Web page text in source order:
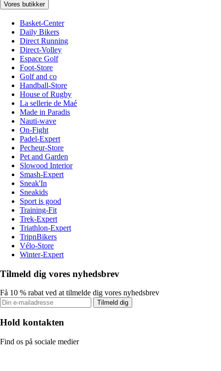
Vores butikker
Basket-Center
Daily Bikers
Direct Running
Direct-Volley
Espace Golf
Foot-Store
Golf and co
Handball-Store
House of Rugby
La sellerie de Maé
Made in Paradis
Nauti-wave
On-Fight
Padel-Expert
Pecheur-Store
Pet and Garden
Slowood Interior
Smash-Expert
Sneak'In
Sneakids
Sport is good
Training-Fit
Trek-Expert
Triathlon-Expert
TripnBikers
Vélo-Store
Winter-Expert
Tilmeld dig vores nyhedsbrev
Få 10 % rabat ved at tilmelde dig vores nyhedsbrev
Tilmeld dig
Hold kontakten
Find os på sociale medier